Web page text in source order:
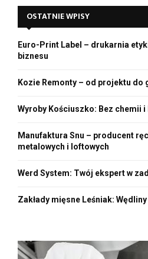
f
o
r
OSTATNIE WPISY
Euro-Print Label – drukarnia
biznesu
Kozie Remonty – od projektu do
Wyroby Kościuszko: Bez chemii
Manufaktura Snu – producent
metalowych i loftowych
Werd System: Twój ekspert w
Zakłady mięsne Leśniak: